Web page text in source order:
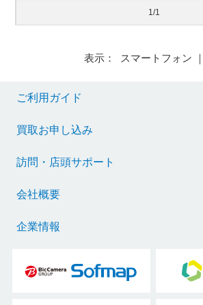
1/1
表示： スマートフォン ｜
ご利用ガイド
買取お申し込み
訪問・店頭サポート
会社概要
企業情報